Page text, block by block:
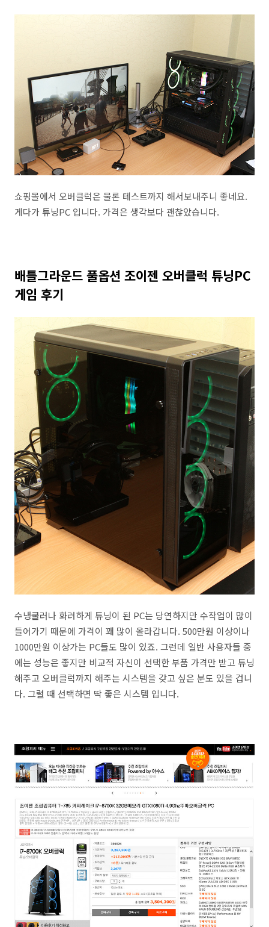
쇼핑몰에서 오버클럭은 물론 테스트까지 해서보내주니 좋네요.
게다가 튜닝PC 입니다. 가격은 생각보다 괜찮았습니다.
배틀그라운드 풀옵션 조이젠 오버클럭 튜닝PC
게임 후기
수냉쿨러나 화려하게 튜닝이 된 PC는 당연하지만 수작업이 많이
들어가기 때문에 가격이 꽤 많이 올라갑니다. 500만원 이상이나
1000만원 이상가는 PC들도 많이 있죠. 그런데 일반 사용자들 중
에는 성능은 좋지만 비교적 자신이 선택한 부품 가격만 받고 튜닝
해주고 오버클럭까지 해주는 시스템을 갖고 싶은 분도 있을 겁니
다. 그럴 때 선택하면 딱 좋은 시스템 입니다.